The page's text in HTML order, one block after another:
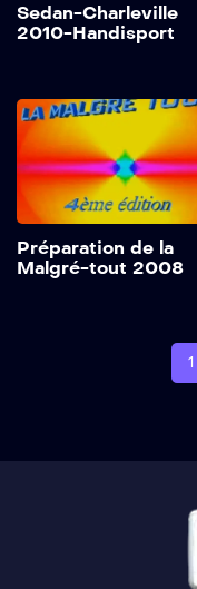
Sedan-Charleville
2010-Handisport
Préparation de la
Malgré-tout 2008
1